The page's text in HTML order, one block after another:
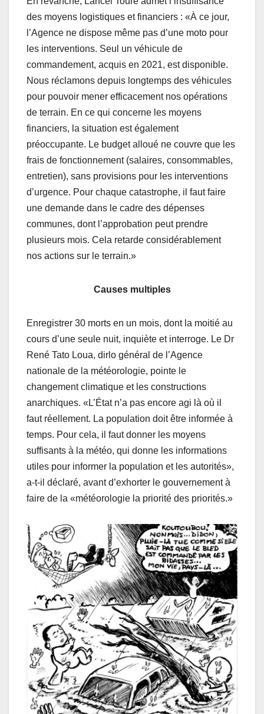
des moyens logistiques et financiers : «À ce jour,
l’Agence ne dispose même pas d’une moto pour
les interventions. Seul un véhicule de
commandement, acquis en 2021, est disponible.
Nous réclamons depuis longtemps des véhicules
pour pouvoir mener efficacement nos opérations
de terrain. En ce qui concerne les moyens
financiers, la situation est également
préoccupante. Le budget alloué ne couvre que les
frais de fonctionnement (salaires, consommables,
entretien), sans provisions pour les interventions
d’urgence. Pour chaque catastrophe, il faut faire
une demande dans le cadre des dépenses
communes, dont l’approbation peut prendre
plusieurs mois. Cela retarde considérablement
nos actions sur le terrain.»
Causes multiples
Enregistrer 30 morts en un mois, dont la moitié au
cours d’une seule nuit, inquiète et interroge. Le Dr
René Tato Loua, dirlo général de l’Agence
nationale de la météorologie, pointe le
changement climatique et les constructions
anarchiques. «L’État n’a pas encore agi là où il
faut réellement. La population doit être informée à
temps. Pour cela, il faut donner les moyens
suffisants à la météo, qui donne les informations
utiles pour informer la population et les autorités»,
a-t-il déclaré, avant d’exhorter le gouvernement à
faire de la «météorologie la priorité des priorités.»